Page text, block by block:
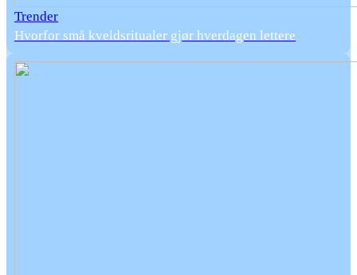
Trender
Hvorfor små kveldsritualer gjør hverdagen lettere